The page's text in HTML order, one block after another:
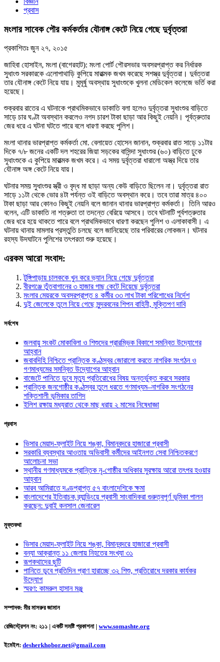
প্রবাস
মংলার সাবেক পৌর কর্মকর্তার যৌনাঙ্গ কেটে নিয়ে গেছে দুর্বৃত্তরা
প্রকাশিতঃ জুন ২৭, ২০১৫
জাহিবা হোসাইন, মংলা (বাগেরহাট): মংলা পোর্ট পৌরসভার অবসরপ্রাপ্ত কর নির্ধারক
সুধাংশু সরকারকে এলোপাথাড়ি কুপিয়ে মারাত্মক জখম করেছে সশস্ত্র দুর্বৃত্তরা। দুর্বত্তরা
তার যৌনাঙ্গ কেটে নিয়ে যায়। মুমূর্ষু অবস্থায় সুধাংশুকে খুলনা মেডিকেল কলেজে ভর্তি করা
হয়েছে।
শুক্রবার রাতের এ ঘটনাকে প্রাথমিকভাবে ডাকাতি বলা হলেও দুর্বৃত্তরা সুধাংশুর বাড়িতে
সাড়ে চার ঘণ্টা অবস্থান করলেও নগদ চারশ টাকা ছাড়া আর কিছুই নেয়নি। পূর্বত্রুতার
জের ধরে এ ঘটনা ঘটতে পারে বলে ধারণা করছে পুলিশ।
মংলা থানার ভারপ্রাপ্ত কর্মকর্তা মো. বেলায়েত হোসেন জানান, শুক্রবার রাত সাড়ে ১১টার
দিকে ৭/৮ জনের একটি দল শহরের জিয়া সড়কের বাসিন্দা সুধাংশুর (৬০) বাড়িতে ঢুকে
সুধাংশুকে এ কুপিয়ে মারাত্মক জখম করে। এ সময় দুর্বৃত্তরা ধারালো অস্ত্র দিয়ে তার
যৌনাঙ্গ অঙ্গ কেটে নিয়ে যায়।
ঘটনার সময় সুধাংশুর স্ত্রী ও বৃদ্ধ মা ছাড়া অন্য কেউ বাড়িতে ছিলেন না। দুর্বৃত্তরা রাত
সাড়ে ১১টা থেকে ভোর ৪টা পর্যন্ত ওই বাড়িতে অবস্থান করে। তবে তারা মাত্র ৪০০
টাকা ছাড়া আর কোনও কিছুই নেয়নি বলে জানান থানার ভারপ্রাপ্ত কর্মকর্তা। তিনি আরও
বলেন, এটি ডাকাতি না শত্রুতা তা তদন্তে বেরিয়ে আসবে। তবে ঘটনাটি পূর্বশত্রুতার
জের ধরে হয়ে থাকতে পারে বলে প্রাথমিকভাবে ধারণা করছেন পুলিশ ও এলাকাবাসী। এ
ঘটনায় থানায় মামলার প্রস্তুতি চলছে বলে জানিয়েছে তার পরিবারের লোকজন। ঘটনার
রহস্য উদঘাটনে পুলিশের তৎপরতা শুরু হয়েছে।
এরকম আরো সংবাদ:
টুঙ্গিপাড়ায় চালককে খুন করে ভ্যান নিয়ে গেছে দুর্বৃত্তরা
বীরগঞ্জে তুঁতবাগানের ৩ হাজার গাছ কেটে দিয়েছে দুর্বৃত্তরা
মংলার মেয়রকে অবসরপ্রাপ্ত ৪ কর্মীর ৩৩ লাখ টাকা পরিশোধের নির্দেশ
দুই জেলেকে তুলে নিয়ে গেছে সুন্দরবনের শিপন বাহিনী, মুক্তিপণ দাবি
সর্বশেষ
জলবায়ু সংকট মোকাবিলা ও শিশুদের প্রারম্ভিক বিকাশে সমন্বিত উদ্যোগের
আহ্বান
জবাবদিহি নিশ্চিতে প্রান্তিক কণ্ঠস্বর জোরালো করতে নাগরিক সংগঠন ও
গণমাধ্যমের সমন্বিত উদ্যোগের আহ্বান
বাজেটে পানিতে ডুবে মৃত্যু প্রতিরোধের বিষয় অন্তর্ভুক্ত করবে সরকার
প্রান্তিক জনগোষ্ঠীর কণ্ঠস্বর তুলে ধরতে গণমাধ্যম–নাগরিক সংগঠনের
শক্তিশালী ভূমিকার তাগিদ
ইলিশ রক্ষায় মধ্যরাত থেকে মাছ ধরায় ২ মাসের নিষেধাজ্ঞা
প্রবাস
ভিসার মেয়াদ-ফ্লাইট নিয়ে শঙ্কা, বিমানবন্দরে হাজারো প্রবাসী
সরকারি ব্যবস্থার আওতায় অভিবাসী কর্মীদের আইনগত সেবা নিশ্চিতকরণে
আলোচনা সভা
স্থানীয় গণমাধ্যমকে প্রান্তিক নৃ-গোষ্ঠীর অধিকার সুরক্ষায় আরো তৎপর হওয়ার
আহ্বান
আরব আমিরাতে দণ্ডপ্রাপ্ত ৫৭ বাংলাদেশিকে ক্ষমা
বাংলাদেশের ইতিবাচক ব্র্যান্ডিংয়ে প্রবাসী সাংবাদিকরা গুরুত্বপূর্ণ ভূমিকা পালন
করছেন: দুবাই কনসাল জেনারেল
মুক্তকথা
ভিসার মেয়াদ-ফ্লাইট নিয়ে শঙ্কা, বিমানবন্দরে হাজারো প্রবাসী
বন্যা আক্রান্ত ১১ জেলায় নিহতের সংখ্যা ৩১
রূপকথাদের ছুটি
পানিতে ডুবে প্রতিদিন প্রাণ হারাচ্ছে ৩২ শিশু, প্রতিরোধে দরকার কার্যকর
উদ্যোগ
স্মরণ: কামরুল হাসান মঞ্জু
সম্পাদক: মীর মাসরুর জামান
রেজিস্ট্রেশন নং: ২১১ | একটি সমষ্টি প্রকাশনা | www.somashte.org
ইমেইল: desherkhobor.net@gmail.com